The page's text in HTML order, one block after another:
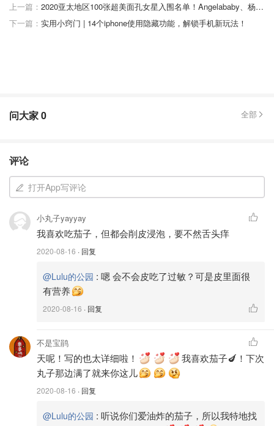
7、美容减肥
茄子有阻止吸收脂肪作用,对减肥人士来讲是一种好吃又有益的蔬
的颜来…更要简单易上手，有什么秘诀呢？
上一篇：
2020亚太地区100张超美面孔女星入围名单！Angelababy、杨幂、热巴、Lisa...你Vote谁？
下一篇： 实用小窍门 | 14个iphone使用隐藏功能，解锁手机新玩法！
问大家0 全部
评论
打开App写评论
小丸子yayyay
我喜欢吃茄子，但都会削皮浸泡，要不然舌头痒
2020-08-16 · 回复
@Lulu的公园 : 嗯 会不会皮吃了过敏？可是皮里面很
有营养
2020-08-16 · 回复
不是宝鹃
天呢！写的也太详细啦！
我喜欢茄子🍆！下次
丸子那边满了就来你这儿
2020-08-16 · 回复
@Lulu的公园 : 听说你们爱油炸的茄子，所以我特地找